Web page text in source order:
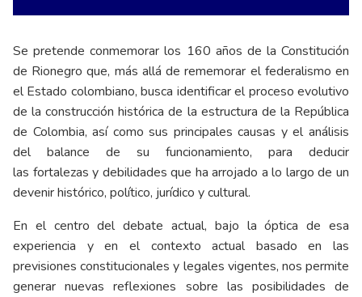
Se pretende conmemorar los 160 años de la Constitución
de Rionegro que, más allá de rememorar el federalismo en
el Estado colombiano, busca identificar el proceso evolutivo
de la construcción histórica de la estructura de la República
de Colombia, así como sus principales causas y el análisis
del balance de su funcionamiento, para deducir
las fortalezas y debilidades que ha arrojado a lo largo de un
devenir histórico, político, jurídico y cultural.
En el centro del debate actual, bajo la óptica de esa
experiencia y en el contexto actual basado en las
previsiones constitucionales y legales vigentes, nos permite
generar nuevas reflexiones sobre las posibilidades de